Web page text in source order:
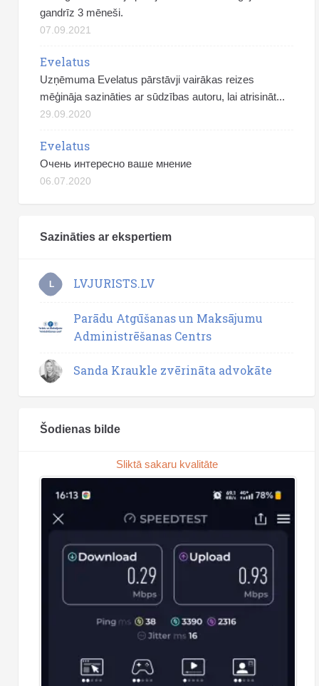
gandrīz 3 mēneši.
07.09.2021
Evelatus
Uzņēmuma Evelatus pārstāvji vairākas reizes
mēģināja sazināties ar sūdzības autoru, lai atrisināt...
29.09.2020
Evelatus
Очень интересно ваше мнение
06.07.2020
Sazināties ar ekspertiem
L LVJURISTS.LV
Parādu Atgūšanas un Maksājumu
Administrēšanas Centrs
Sanda Kraukle zvērināta advokāte
Šodienas bilde
Sliktā sakaru kvalitāte